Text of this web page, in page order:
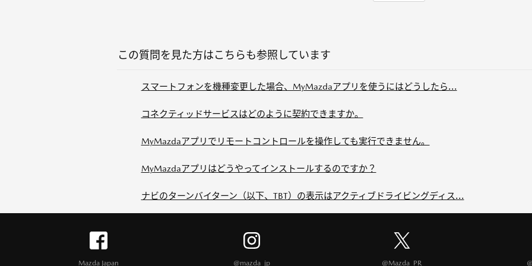
この質問を見た方はこちらも参照しています
スマートフォンを機種変更した場合、MyMazdaアプリを使うにはどうしたら...
コネクティッドサービスはどのように契約できますか。
MyMazdaアプリでリモートコントロールを操作しても実行できません。
MyMazdaアプリはどうやってインストールするのですか？
ナビのターンバイターン（以下、TBT）の表示はアクティブドライビングディス...
Mazda Japan @mazda_jp @Mazda_PR